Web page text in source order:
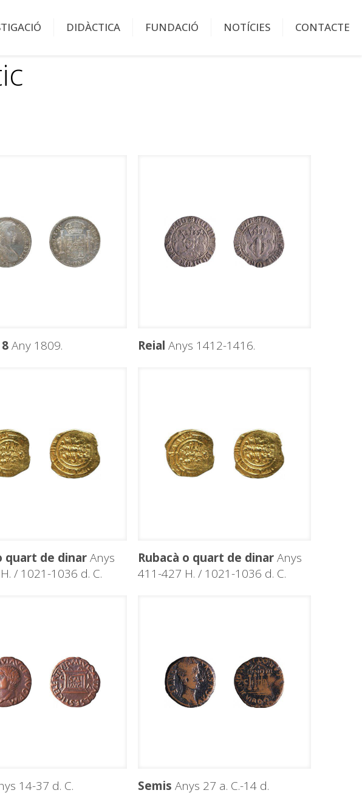
DIDÀCTICA FUNDACIÓ NOTÍCIES CONTACTE
Any 1809. Reial Anys 1412-1416.
quart de dinarAnys
/ 1021-1036 d. C.
Rubacà o quart de dinarAnys
411-427 H. / 1021-1036 d. C.
14-37 d. C. Semis Anys 27 a. C.-14 d.